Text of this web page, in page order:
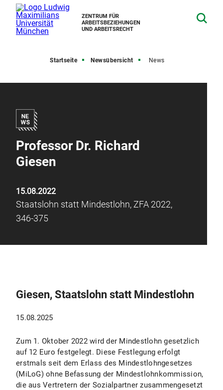
ZENTRUM FÜR
ARBEITSBEZIEHUNGEN
UND ARBEITSRECHT
Startseite Newsübersicht News
Professor Dr. Richard
Giesen
15.08.2022
Staatslohn statt Mindestlohn, ZFA 2022,
346-375
Giesen, Staatslohn statt Mindestlohn
15.08.2025
Zum 1. Oktober 2022 wird der Mindestlohn gesetzlich
auf 12 Euro festgelegt. Diese Festlegung erfolgt
erstmals seit dem Erlass des Mindestlohngesetzes
(MiLoG) ohne Befassung der Mindestlohnkommission,
die aus Vertretern der Sozialpartner zusammengesetzt